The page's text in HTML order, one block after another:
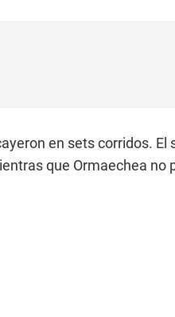
en sets corridos. El
que Ormaechea no